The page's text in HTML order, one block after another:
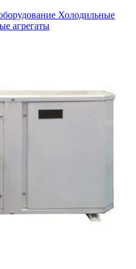
Холодильные
агрегаты